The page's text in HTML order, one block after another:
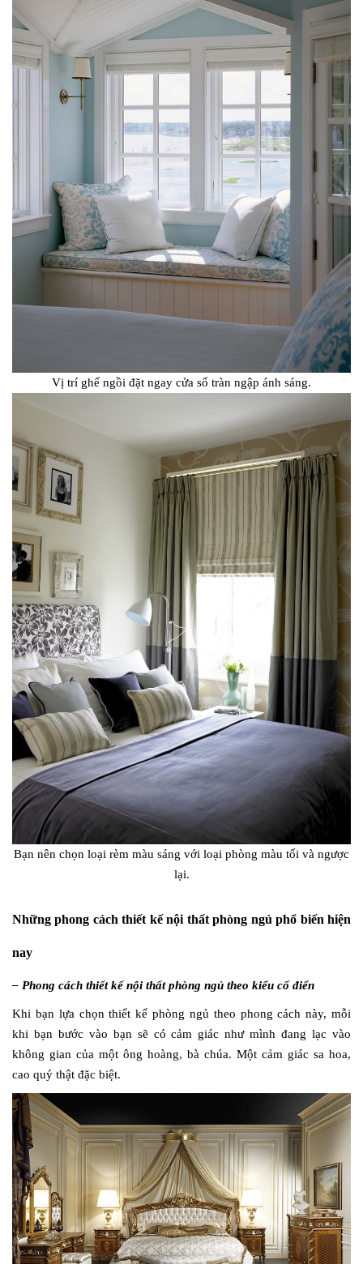
Vị trí ghế ngồi đặt ngay cửa số tràn ngập ánh sáng.
Bạn nên chọn loại rèm màu sáng với loại phòng màu tối và ngược
lại.
Những phong cách thiết kế nội thất phòng ngủ phổ biến hiện
nay
– Phong cách thiết kế nội thất phòng ngủ theo kiểu cổ điển
Khi bạn lựa chọn thiết kế phòng ngủ theo phong cách này, mỗi
khi bạn bước vào bạn sẽ có cảm giác như mình đang lạc vào
không gian của một ông hoàng, bà chúa. Một cảm giác sa hoa,
cao quý thật đặc biệt.